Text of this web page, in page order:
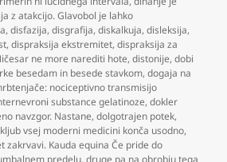
z atakcijo. Glavobol je lahko
,disfazija,disgrafija,diskalkuja,disleksija,
,dispraksija ekstremitet,dispraksija za
ne more narediti hote,distonije,dobi
besedam in besede stavkom,dogaja na
nociceptivno transmisijo
substance gelatinoze,dokler
navzgor. Nastane,dolgotrajen potek,
vsej moderni medicini konča usodno,
zakrvavi. Kauda equina Če pride do
predelu,druge pa na obrobju tega